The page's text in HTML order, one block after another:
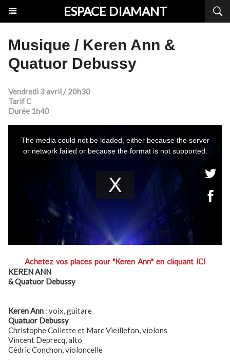
ESPACE DIAMANT
Musique / Keren Ann &
Quatuor Debussy
Vendredi 3 avril / 20h30
Tarif C
Durée 1h40
Achetez vos places pour "Keren Ann" en cliquant ICI
KEREN ANN
& Quatuor Debussy
Keren Ann : voix, guitare
Quatuor Debussy
Christophe Collette et Marc Vieillefon, violons
Vincent Deprecq, alto
Cédric Conchon, violoncelle